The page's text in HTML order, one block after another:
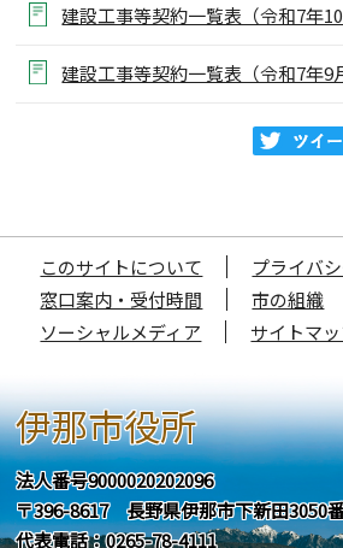
建設工事等契約一覧表（令和7年10
建設工事等契約一覧表（令和7年9
このサイトについて
プライバ
窓口案内・受付時間
市の組織
ソーシャルメディア
サイトマ
伊那市役所
法人番号9000020202096
〒396-8617 長野県伊那市下新田3050
代表電話：0265-78-4111